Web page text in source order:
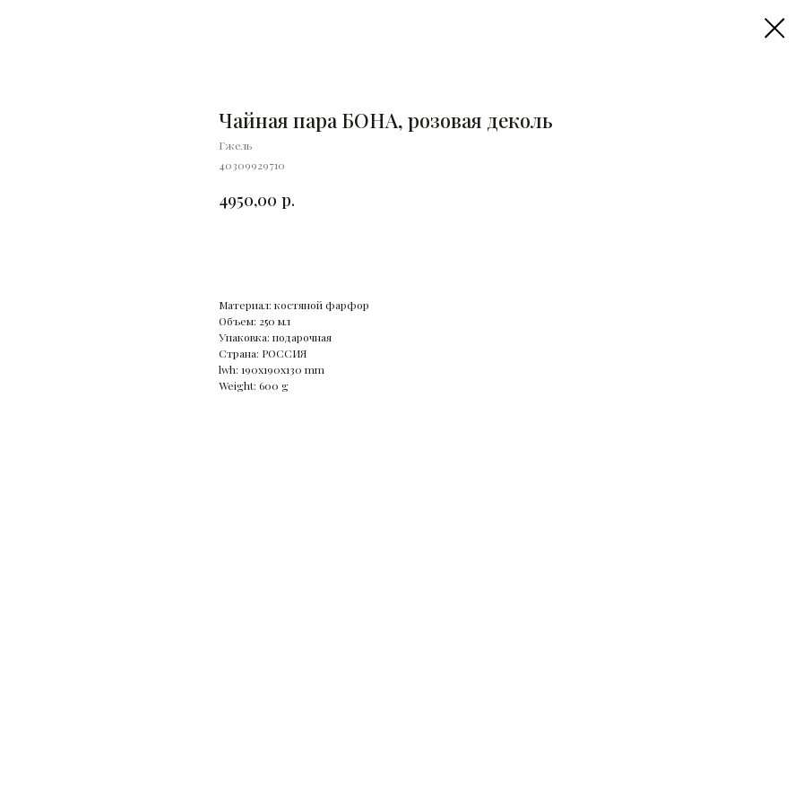
Чайная пара БОНА, розовая деколь
Гжель
40309929710
4950,00 р.
Материал: костяной фарфор
Объем: 250 мл
Упаковка: подарочная
Страна: РОССИЯ
lwh: 190x190x130 mm
Weight: 600 g